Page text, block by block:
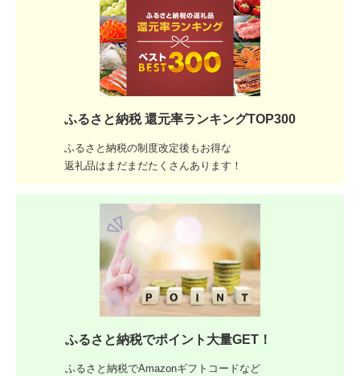
ふるさと納税 還元率ランキングTOP300
ふるさと納税の制度改定後もお得な
返礼品はまだまだたくさんあります！
ふるさと納税でポイント大量GET！
ふるさと納税でAmazonギフトコードなど